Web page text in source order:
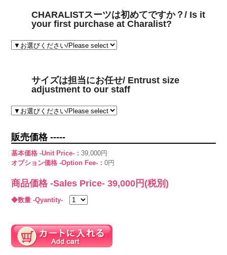
CHARALISTスーツは初めてですか？/ Is it
your first purchase at Charalist?
サイズは担当にお任せ/ Entrust size
adjustment to our staff
販売価格 -----
基本価格 -Unit Price-：39,000円
オプション価格 -Option Fee-：0円
商品価格 -Sales Price-39,000 円(税別)
◆数量 -Qyantity-